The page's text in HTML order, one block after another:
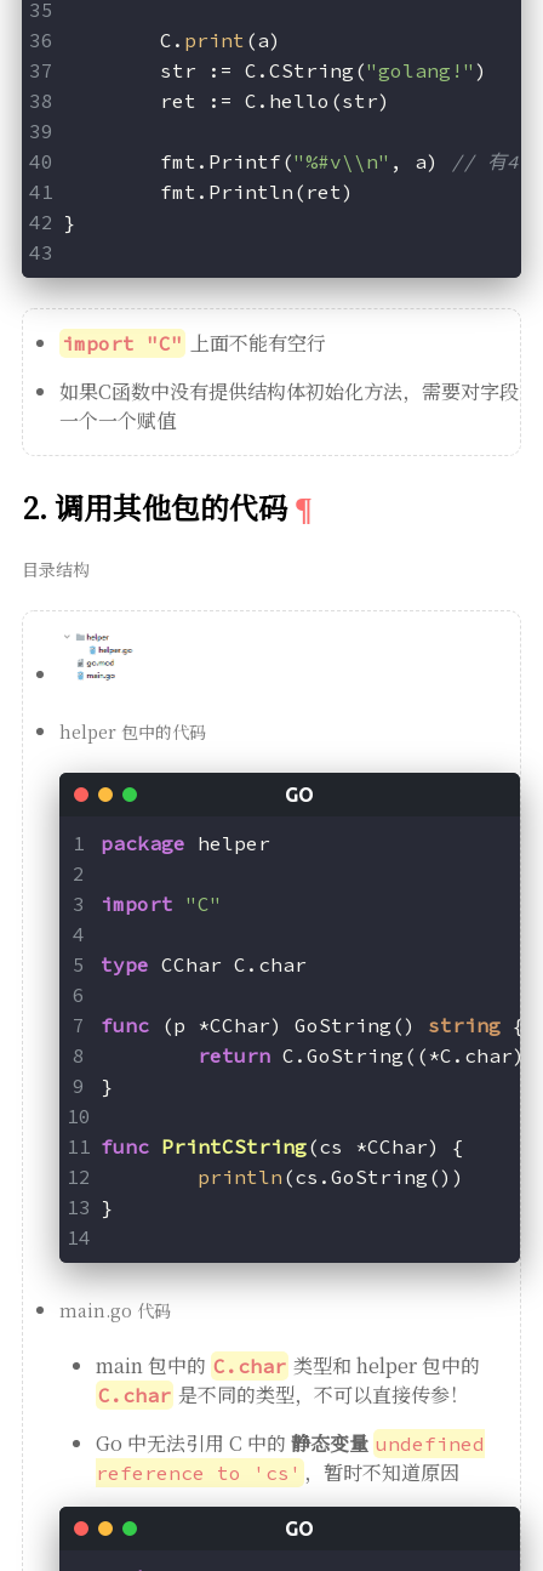
	C.
print (a)
	str := C.CString(
"golang!" )
	ret := C.hello(str)
	fmt.Printf(
"%#v\\n" , a)
// 有4字
	fmt.Println(ret)
}
import "C"
上面不能有空行
如果C函数中没有提供结构体初始化方法，需要对字段
一个一个赋值
2. 调用其他包的代码
目录结构
helper 包中的代码
package helper
import "C"
type CChar C.char
func (p *CChar) GoString() string {
return
}
func PrintCString(cs *CChar)
{
println (cs.GoString())
}
main.go 代码
main 包中的 C.char 类型和 helper 包中的
C.char 是不同的类型，不可以直接传参！
Go 中无法引用 C 中的 静态变量 undefined
reference to 'cs' ，暂时不知道原因